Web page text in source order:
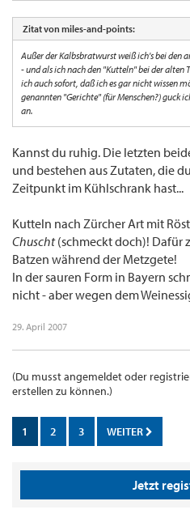
Zitat von miles-and-points:
Außer der Kalbsbratwurst weiß ich's bei den
- und als ich nach den "Kutteln" bei der alten
ich auch sofort, daß ich es gar nicht wissen
genannten "Gerichte" (für Menschen?) guck
an.
Kannst du ruhig. Die letzten
und bestehen aus Zutaten, die
Zeitpunkt im Kühlschrank hast...
Kutteln nach Zürcher Art mit
Chuscht(schmeckt doch)! Dafür
Batzen während der Metzgete!
In der sauren Form in Bayern
nicht - aber wegen dem
29. April 2007
(Du musst angemeldet oder
erstellen zu können.)
1 2 3 WEITER
Jetzt